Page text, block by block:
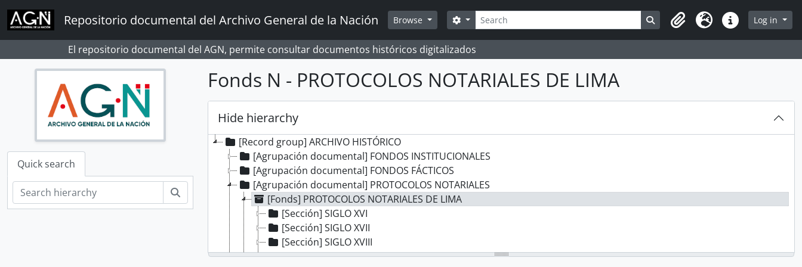
Skip to main content
Repositorio documental del Archivo General de la Nación Browse Search
Search options Search in browse page
ClipboardLanguageQuick linksLog in
El repositorio documental del AGN, permite consultar documentos históricos digitalizados
Quick search
Fonds N - PROTOCOLOS NOTARIALES DE LIMA
Hide hierarchy
[Record group] ARCHIVO HISTÓRICO
[Agrupación documental] FONDOS INSTITUCIONALES
[Agrupación documental] FONDOS FÁCTICOS
[Agrupación documental] PROTOCOLOS NOTARIALES
[Fonds] PROTOCOLOS NOTARIALES DE LIMA
[Sección] SIGLO XVI
[Sección] SIGLO XVII
[Sección] SIGLO XVIII
[Sección] SIGLO XIX